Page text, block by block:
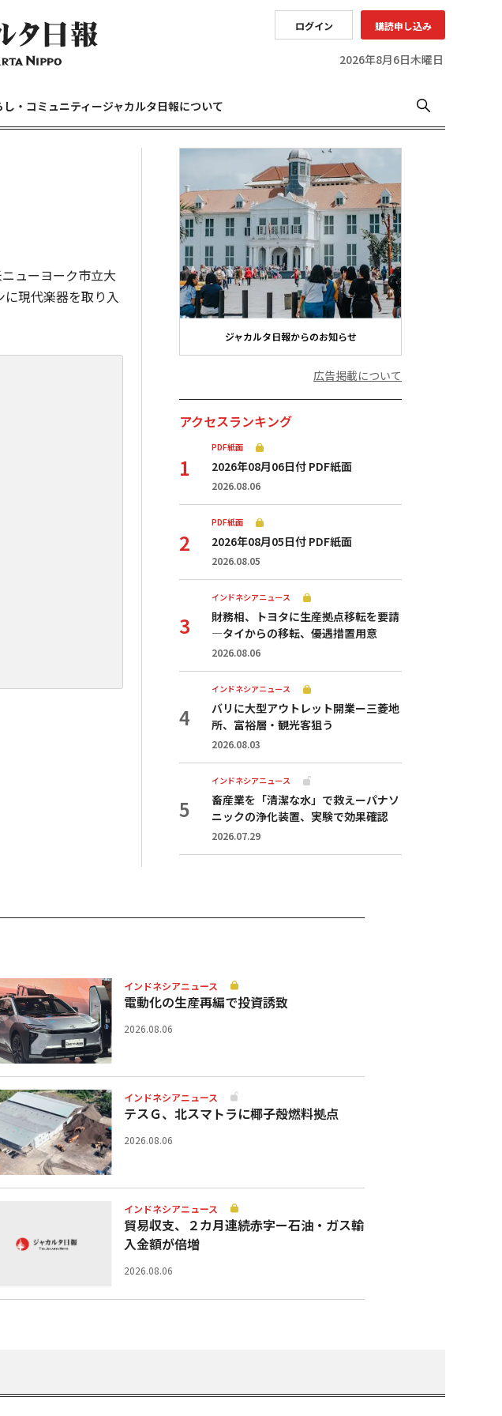
ログイン 購読申し込み
2026年8月6日木曜日
・コミュニティージャカルタ日報について
ューヨーク市立大
現代楽器を取り入
ジャカルタ日報からのお知らせ
広告掲載について
アクセスランキング
PDF紙面
2026年08月06日付 PDF紙面
2026.08.06
PDF紙面
2026年08月05日付 PDF紙面
2026.08.05
インドネシアニュース
財務相、トヨタに生産拠点移転を要請
—タイからの移転、優遇措置用意
2026.08.06
インドネシアニュース
バリに大型アウトレット開業ー三菱地
所、富裕層・観光客狙う
2026.08.03
インドネシアニュース
畜産業を「清潔な水」で救えーパナソ
ニックの浄化装置、実験で効果確認
2026.07.29
インドネシアニュース
電動化の生産再編で投資誘致
2026.08.06
インドネシアニュース
テスＧ、北スマトラに椰子殻燃料拠点
2026.08.06
インドネシアニュース
貿易収支、２カ月連続赤字ー石油・ガス輸
入金額が倍増
2026.08.06